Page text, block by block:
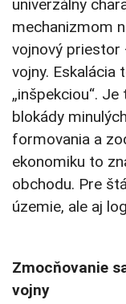
univerzálny
mechanizmom
vojnový priestor
vojny. Eskalácia
„inšpekciou“.
blokády
formovania a
ekonomiku to
obchodu. Pre
územie, ale aj
Zmocňovanie
vojny